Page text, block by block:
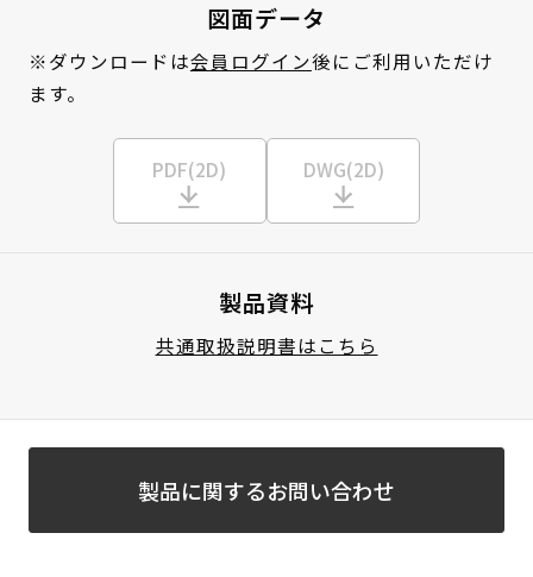
図面データ
※ダウンロードは会員ログイン後にご利用いただけ
ます。
PDF(2D) DWG(2D)
製品資料
共通取扱説明書はこちら
製品に関するお問い合わせ